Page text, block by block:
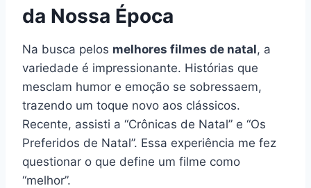
da Nossa Época
Na busca pelos melhores filmes de natal, a
variedade é impressionante. Histórias que
mesclam humor e emoção se sobressaem,
trazendo um toque novo aos clássicos.
Recente, assisti a “Crônicas de Natal” e “Os
Preferidos de Natal”. Essa experiência me fez
questionar o que define um filme como
“melhor”.